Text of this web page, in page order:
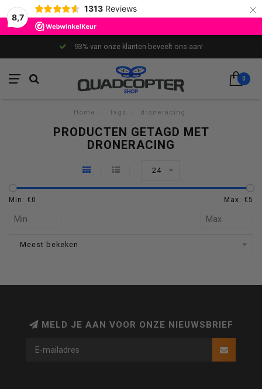
8,7
1313 Reviews ×
93% van onze klanten beveelt ons aan!
0
Home Tags droneracing
PRODUCTEN GETAGD MET
DRONERACING
24
Min: €0 Max: €5
Meest bekeken
MELD JE AAN VOOR ONZE NIEUWSBRIEF